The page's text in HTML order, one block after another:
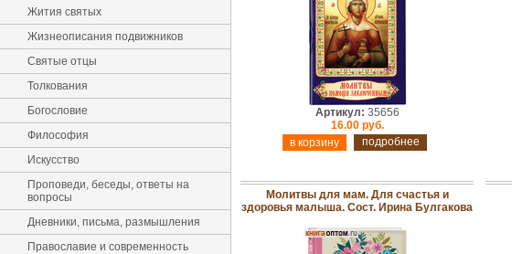
Жития святых
Жизнеописания подвижников
Святые отцы
Толкования
Богословие
Философия
Искусство
Проповеди, беседы, ответы на
вопросы
Дневники, письма, размышления
Православие и современность
Артикул: 35656
16.00 руб.
подробнее
Молитвы для мам. Для счастья и
здоровья малыша. Сост. Ирина Булгакова